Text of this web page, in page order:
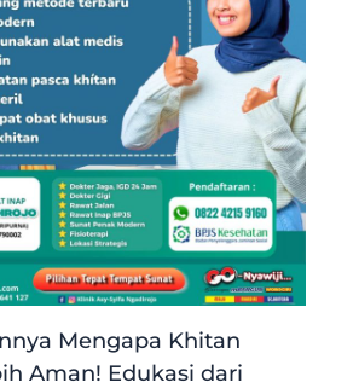
Mengapa Khitan
Aman! Edukasi dari